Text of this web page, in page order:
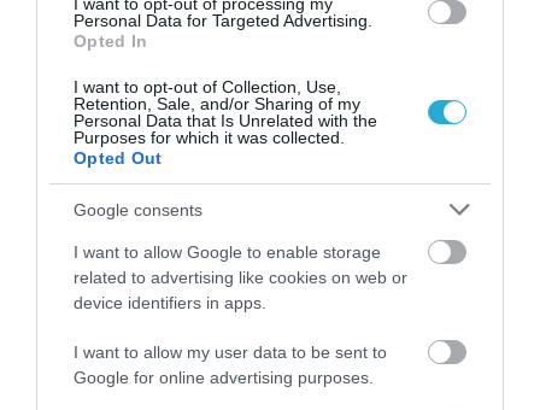
Personal Data for Targeted Advertising.
Opted In
I want to opt-out of Collection, Use,
Retention, Sale, and/or Sharing of my
Personal Data that Is Unrelated with the
Purposes for which it was collected.
Opted Out
Google consents
I want to allow Google to enable storage
related to advertising like cookies on web or
device identifiers in apps.
I want to allow my user data to be sent to
Google for online advertising purposes.
01.08.2026
Λιανεμπόριο: Οι «κερδισμένοι» των
πωλήσεων πριν από την έναρξη του
καλοκαιριού